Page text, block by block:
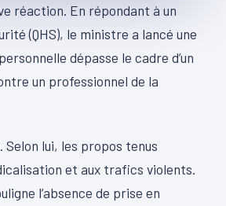
réaction. En répondant à un
(QHS), le ministre a lancé une
dépasse le cadre d’un
un professionnel de la
lui, les propos tenus
et aux trafics violents.
l’absence de prise en